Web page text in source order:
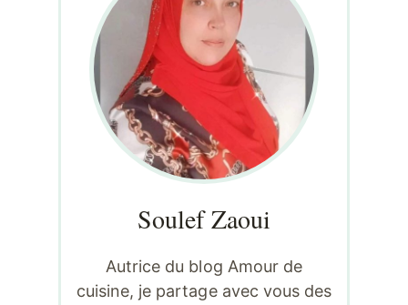
Soulef Zaoui
Autrice du blog Amour de
cuisine, je partage avec vous des